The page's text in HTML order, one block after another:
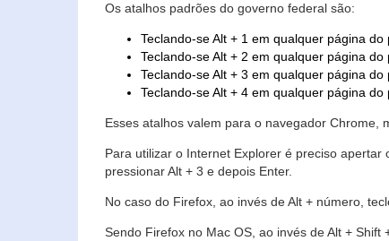
Os atalhos padrões do governo federal são:
Teclando-se Alt + 1 em qualquer página
Teclando-se Alt + 2 em qualquer página
Teclando-se Alt + 3 em qualquer página
Teclando-se Alt + 4 em qualquer página
Esses atalhos valem para o navegador Chrome,
Para utilizar o Internet Explorer é preciso
pressionar Alt + 3 e depois Enter.
No caso do Firefox, ao invés de Alt + número,
Sendo Firefox no Mac OS, ao invés de Alt +